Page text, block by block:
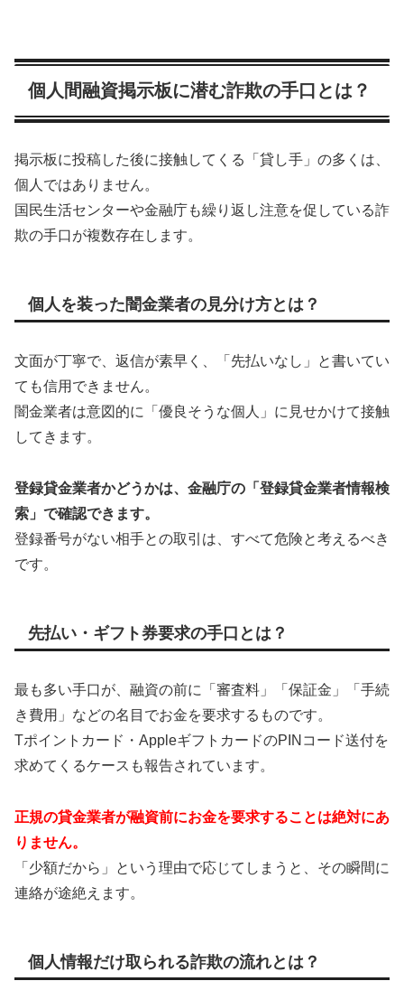
個人間融資掲示板に潜む詐欺の手口とは？
掲示板に投稿した後に接触してくる「貸し手」の多くは、
個人ではありません。
国民生活センターや金融庁も繰り返し注意を促している詐
欺の手口が複数存在します。
個人を装った闇金業者の見分け方とは？
文面が丁寧で、返信が素早く、「先払いなし」と書いてい
ても信用できません。
闇金業者は意図的に「優良そうな個人」に見せかけて接触
してきます。
登録貸金業者かどうかは、金融庁の「登録貸金業者情報検
索」で確認できます。
登録番号がない相手との取引は、すべて危険と考えるべき
です。
先払い・ギフト券要求の手口とは？
最も多い手口が、融資の前に「審査料」「保証金」「手続
き費用」などの名目でお金を要求するものです。
Tポイントカード・AppleギフトカードのPINコード送付を
求めてくるケースも報告されています。
正規の貸金業者が融資前にお金を要求することは絶対にあ
りません。
「少額だから」という理由で応じてしまうと、その瞬間に
連絡が途絶えます。
個人情報だけ取られる詐欺の流れとは？